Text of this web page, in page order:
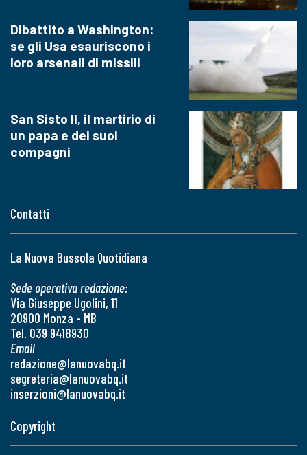
Contatti
La Nuova Bussola Quotidiana
Sede operativa redazione:
Via Giuseppe Ugolini, 11
20900 Monza - MB
Tel. 039 9418930
Email
redazione@lanuovabq.it
segreteria@lanuovabq.it
inserzioni@lanuovabq.it
Dibattito a Washington:
se gli Usa esauriscono i
loro arsenali di missili
San Sisto II, il martirio di
un papa e dei suoi
compagni
Copyright